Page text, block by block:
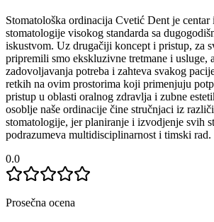
Stomatološka ordinacija Cvetić Dent je centar
stomatologije visokog standarda sa
iskustvom. Uz drugačiji koncept i pristup, za
pripremili smo ekskluzivne tretmane i usluge,
zadovoljavanja potreba i zahteva svakog
retkih na ovim prostorima koji primenjuju
pristup u oblasti oralnog zdravlja i zubne
osoblje naše ordinacije čine stručnjaci iz
stomatologije, jer planiranje i izvodjenje svih
podrazumeva multidisciplinarnost i timski rad.
0.0
Prosečna ocena